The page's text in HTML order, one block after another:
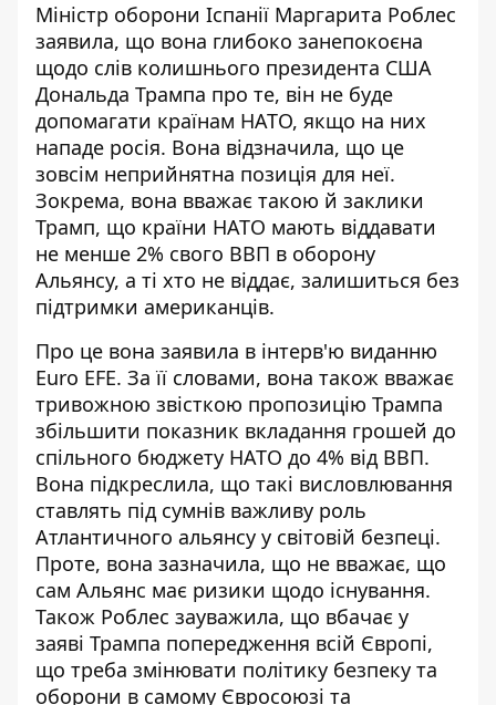
Міністр оборони Іспанії Маргарита Роблес
заявила, що вона глибоко занепокоєна
щодо слів колишнього президента США
Дональда Трампа про те, він не буде
допомагати країнам НАТО, якщо на них
нападе росія. Вона відзначила, що це
зовсім неприйнятна позиція для неї.
Зокрема, вона вважає такою й заклики
Трамп, що країни НАТО мають віддавати
не менше 2% свого ВВП в оборону
Альянсу, а ті хто не віддає, залишиться без
підтримки американців.
Про це вона заявила в інтерв'ю виданню
Euro EFE. За її словами, вона також вважає
тривожною звісткою пропозицію Трампа
збільшити показник вкладання грошей до
спільного бюджету НАТО до 4% від ВВП.
Вона підкреслила, що такі висловлювання
ставлять під сумнів важливу роль
Атлантичного альянсу у світовій безпеці.
Проте, вона зазначила, що не вважає, що
сам Альянс має ризики щодо існування.
Також Роблес зауважила, що вбачає у
заяві Трампа попередження всій Європі,
що треба змінювати політику безпеку та
оборони в самому Євросоюзі та